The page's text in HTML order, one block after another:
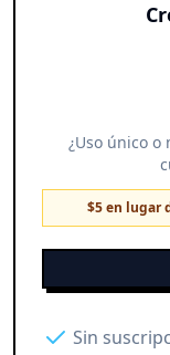
¿Uso único o
$5 en lugar
Sin